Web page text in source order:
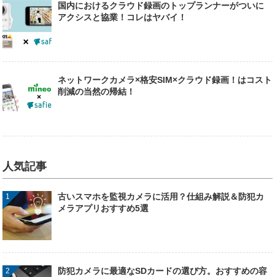
国内におけるクラウド録画のトップランナーがついに
アクシスと協業！コレはヤバイ！
ネットワークカメラ×格安SIM×クラウド録画！はコスト
削減の当然の帰結！
人気記事
古いスマホを監視カメラに活用？仕組み解説＆防犯カ
メラアプリおすすめ5選
防犯カメラに最適なSDカードの選び方。おすすめの容